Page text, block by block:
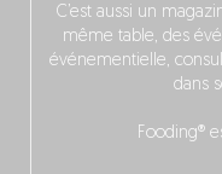
C’est aussi un
même table, des
événementielle,
dans
Fooding®